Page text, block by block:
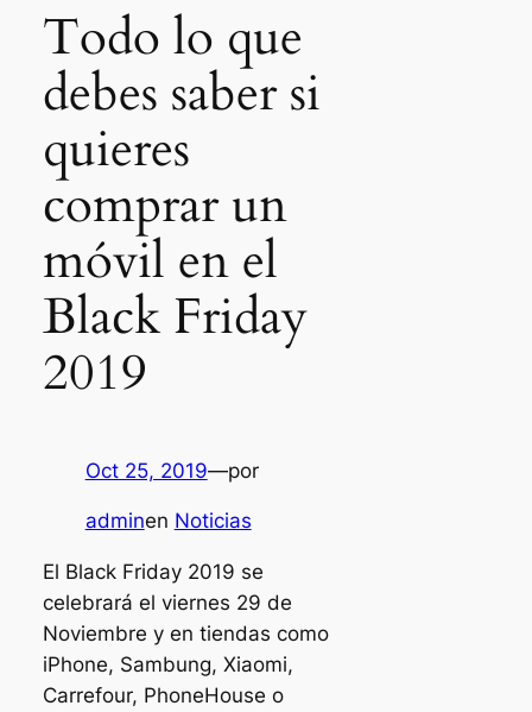
Todo lo que
debes saber si
quieres
comprar un
móvil en el
Black Friday
2019
Oct 25, 2019—por
adminen Noticias
El Black Friday 2019 se
celebrará el viernes 29 de
Noviembre y en tiendas como
iPhone, Sambung, Xiaomi,
Carrefour, PhoneHouse o